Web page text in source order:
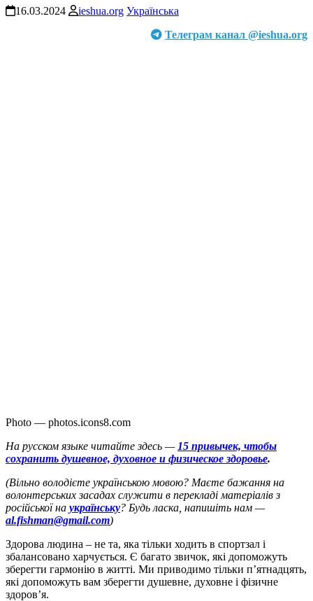
16.03.2024 ieshua.org Українська
Телеграм канал @ieshua.org
Photo — photos.icons8.com
На русском языке читайте здесь — 15 привычек, чтобы
сохранить душевное, духовное и физическое здоровье.
(Вільно володієте українською мовою? Маєте бажання на
волонтерських засадах служити в перекладі матеріалів з
російської на українську? Будь ласка, напишіть нам —
al.fishman@gmail.com)
Здорова людина – не та, яка тільки ходить в спортзал і
збалансовано харчується. Є багато звичок, які допоможуть
зберегти гармонію в житті. Ми приводимо тільки пʼятнадцять,
які допоможуть вам зберегти душевне, духовне і фізичне
здоровʼя.